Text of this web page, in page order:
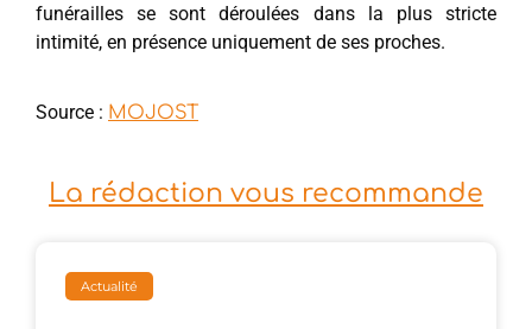
funérailles se sont déroulées dans la plus stricte
intimité, en présence uniquement de ses proches.
Source : MOJOST
La rédaction vous recommande
Actualité